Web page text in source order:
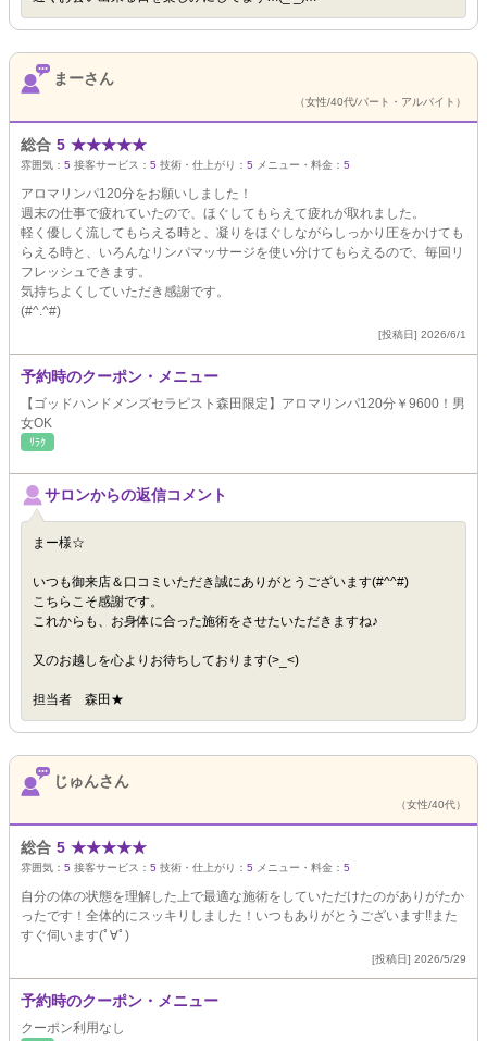
まーさん
（女性/40代/パート・アルバイト）
総合 5 ★★★★★
雰囲気： 5 接客サービス： 5 技術・仕上がり： 5 メニュー・料金： 5
アロマリンパ120分をお願いしました！
週末の仕事で疲れていたので、ほぐしてもらえて疲れが取れました。
軽く優しく流してもらえる時と、凝りをほぐしながらしっかり圧をかけても
らえる時と、いろんなリンパマッサージを使い分けてもらえるので、毎回リ
フレッシュできます。
気持ちよくしていただき感謝です。
(#^.^#)
[投稿日] 2026/6/1
予約時のクーポン・メニュー
【ゴッドハンドメンズセラピスト森田限定】アロマリンパ120分￥9600！男
女OK
ﾘﾗｸ
サロンからの返信コメント
まー様☆
いつも御来店＆口コミいただき誠にありがとうございます(#^^#)
こちらこそ感謝です。
これからも、お身体に合った施術をさせたいただきますね♪
又のお越しを心よりお待ちしております(>_<)
担当者 森田★
じゅんさん
（女性/40代）
総合 5 ★★★★★
雰囲気： 5 接客サービス： 5 技術・仕上がり： 5 メニュー・料金： 5
自分の体の状態を理解した上で最適な施術をしていただけたのがありがたか
ったです！全体的にスッキリしました！いつもありがとうございます!!また
すぐ伺います(ﾟ∀ﾟ)
[投稿日] 2026/5/29
予約時のクーポン・メニュー
クーポン利用なし